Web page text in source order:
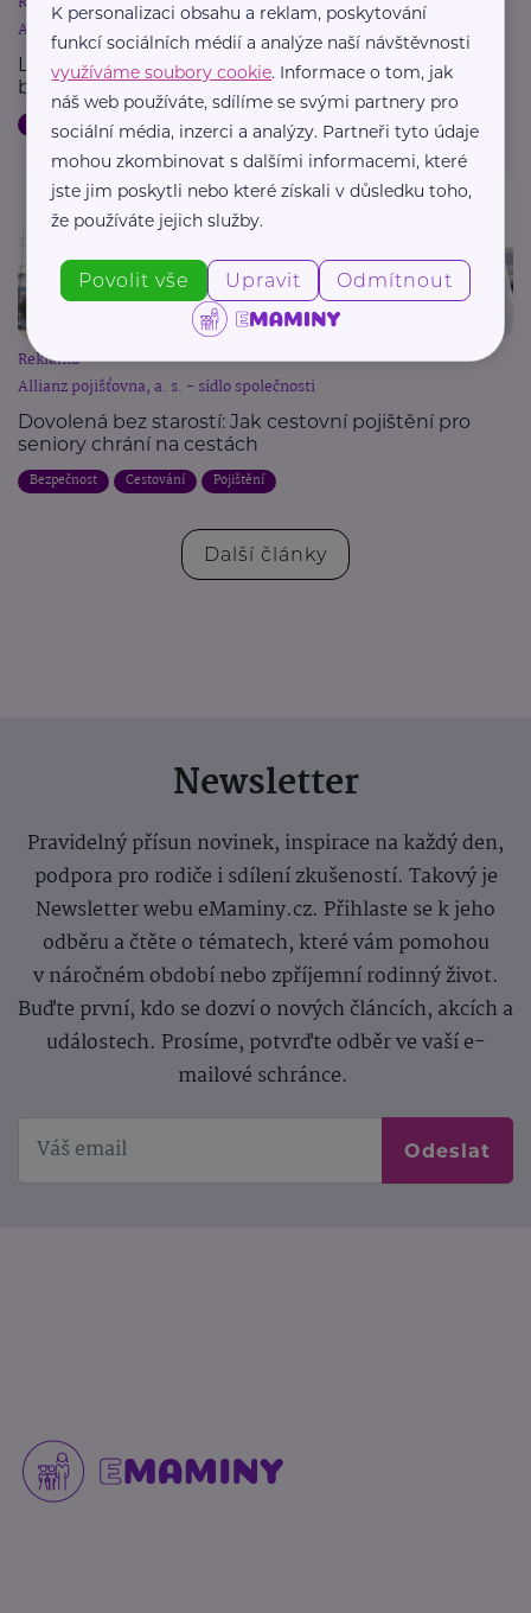
Allianz pojišťovna, a. s. - sídlo společnosti
Letní dovolená a pojištění: Jak chránit svůj majetek
během cest
Dovolená Bezpečnost Cestování Pojištění
Reklama
Allianz pojišťovna, a. s. - sídlo společnosti
Dovolená bez starostí: Jak cestovní pojištění pro
seniory chrání na cestách
Bezpečnost Cestování Pojištění
Další články
Newsletter
Pravidelný přísun novinek, inspirace na každý den,
podpora pro rodiče i sdílení zkušeností. Takový je
Newsletter webu eMaminy.cz. Přihlaste se k jeho
odběru a čtěte o tématech, které vám pomohou
v náročném období nebo zpříjemní rodinný život.
Buďte první, kdo se dozví o nových článcích, akcích a
událostech. Prosíme, potvrďte odběr ve vaší e-
mailové schránce.
Odeslat
K personalizaci obsahu a reklam, poskytování
funkcí sociálních médií a analýze naší návštěvnosti
využíváme soubory cookie. Informace o tom, jak
náš web používáte, sdílíme se svými partnery pro
sociální média, inzerci a analýzy. Partneři tyto údaje
mohou zkombinovat s dalšími informacemi, které
jste jim poskytli nebo které získali v důsledku toho,
že používáte jejich služby.
Povolit vše Upravit Odmítnout